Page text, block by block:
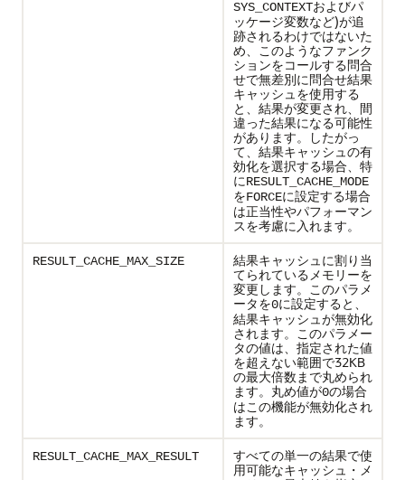
SYS_CONTEXTおよびパ
ッケージ変数など)が追
跡されるわけではないた
め、このようなファンク
ションをコールする問合
せで無差別に問合せ結果
キャッシュを使用する
と、結果が変更され、間
違った結果になる可能性
があります。したがっ
て、結果キャッシュの有
効化を選択する場合、特
にRESULT_CACHE_MODE
をFORCEに設定する場合
は正当性やパフォーマン
スを考慮に入れます。
RESULT_CACHE_MAX_SIZE
結果キャッシュに割り当
てられているメモリーを
変更します。このパラメ
ータを0に設定すると、
結果キャッシュが無効化
されます。このパラメー
タの値は、指定された値
を超えない範囲で32KB
の最大倍数まで丸められ
ます。丸め値が0の場合
はこの機能が無効化され
ます。
RESULT_CACHE_MAX_RESULT
すべての単一の結果で使
用可能なキャッシュ・メ